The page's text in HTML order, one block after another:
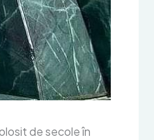
de secole în